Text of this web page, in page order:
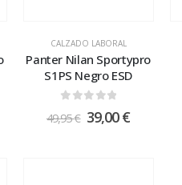
CALZADO LABORAL
Panter Nilan Sportypro
S1PS Negro ESD
49,95€ 39,00€